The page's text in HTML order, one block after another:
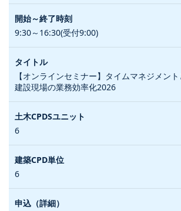
9:30～16:30(受付9:00)
【オンラインセミナー】タイムマネジメン
建設現場の業務効率化2026
6
6